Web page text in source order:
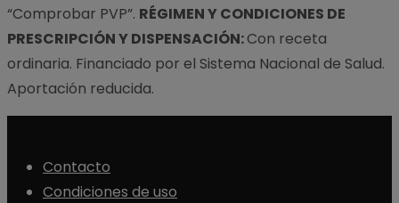
“Comprobar PVP”. RÉGIMEN Y CONDICIONES DE
PRESCRIPCIÓN Y DISPENSACIÓN:Con receta
ordinaria. Financiado por el Sistema Nacional de Salud.
Aportación reducida.
Contacto
Condiciones de uso